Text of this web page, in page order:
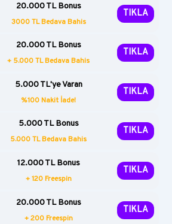
20.000 TL Bonus
3000 TL Bedava Bahis
TIKLA
20.000 TL Bonus
+ 5.000 TL Bedava Bahis
TIKLA
5.000 TL'ye Varan
%100 Nakit İade!
TIKLA
5.000 TL Bonus
5.000 TL Bedava Bahis
TIKLA
12.000 TL Bonus
+ 120 Freespin
TIKLA
20.000 TL Bonus
+ 200 Freespin
TIKLA